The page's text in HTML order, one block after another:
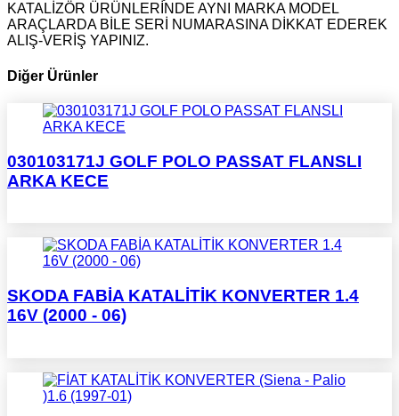
KATALİZÖR ÜRÜNLERİNDE AYNI MARKA MODEL
ARAÇLARDA BİLE SERİ NUMARASINA DİKKAT EDEREK
ALIŞ-VERİŞ YAPINIZ.
Diğer Ürünler
030103171J GOLF POLO PASSAT FLANSLI
ARKA KECE
SKODA FABİA KATALİTİK KONVERTER 1.4
16V (2000 - 06)